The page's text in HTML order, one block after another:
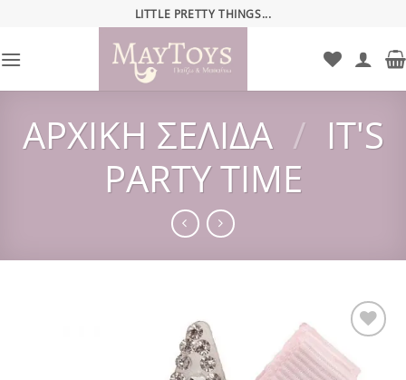
περιεχόμενο
LITTLE PRETTY THINGS...
ΑΡΧΙΚΉ ΣΕΛΊΔΑ / IT'S
PARTY TIME
Add to
wishlist